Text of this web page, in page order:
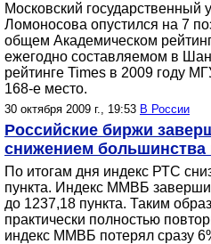
Московский государственный
Ломоносова опустился на 7
общем Академическом
ежегодно составляемом в
рейтинге Times в 2009 году
168-е место.
30 октября 2009 г., 19:53 В России
Российские биржи
снижением большинства
По итогам дня индекс РТС
пункта. Индекс ММВБ
до 1237,18 пункта. Таким
практически полностью
индекс ММВБ потерял сразу